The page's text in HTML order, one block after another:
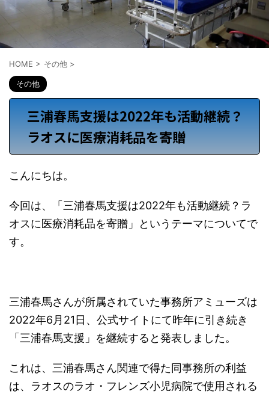
HOME > その他 >
その他
三浦春馬支援は2022年も活動継続？
ラオスに医療消耗品を寄贈
こんにちは。
今回は、「三浦春馬支援は2022年も活動継続？ラ
オスに医療消耗品を寄贈」というテーマについてで
す。
三浦春馬さんが所属されていた事務所アミューズは
2022年6月21日、公式サイトにて昨年に引き続き
「三浦春馬支援」を継続すると発表しました。
これは、三浦春馬さん関連で得た同事務所の利益
は、ラオスのラオ・フレンズ小児病院で使用される